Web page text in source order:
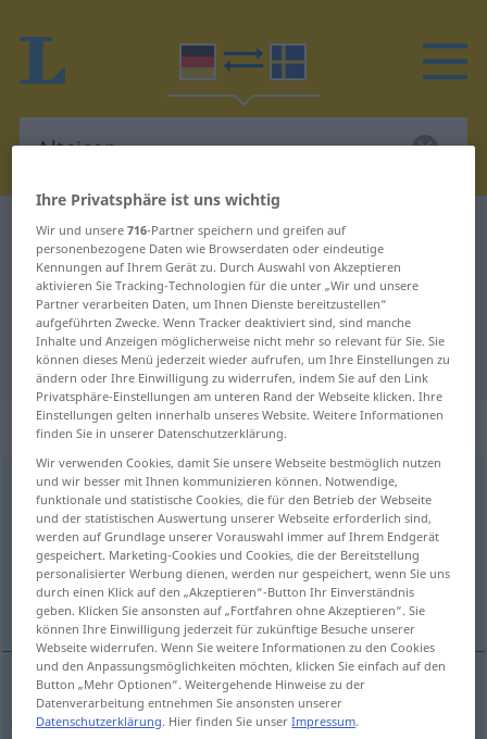
Deutsch-Schwedisch Wörterbuch Alteisen
Deutsch-Schwedisch Übersetzung
für "Alteisen"
"Alteisen" Schwedisch Übersetzung
„Alteisen“: Neutrum, sächlich
Alteisenn
Übersicht aller Übersetzungen
(Für mehr Details die Übersetzung anklicken/antippen)
järnskrot
järnskrotn Alteisen
Ihre Privatsphäre ist uns wichtig
Wir und unsere716-Partner speichern und greifen auf
personenbezogene Daten wie Browserdaten oder eindeutige
Kennungen auf Ihrem Gerät zu. Durch Auswahl von Akzeptieren
aktivieren Sie Tracking-Technologien für die unter „Wir und unsere
Partner verarbeiten Daten, um Ihnen Dienste bereitzustellen“
aufgeführten Zwecke. Wenn Tracker deaktiviert sind, sind manche
Inhalte und Anzeigen möglicherweise nicht mehr so relevant für Sie. Sie
können dieses Menü jederzeit wieder aufrufen, um Ihre Einstellungen zu
ändern oder Ihre Einwilligung zu widerrufen, indem Sie auf den Link
Privatsphäre-Einstellungen am unteren Rand der Webseite klicken. Ihre
Einstellungen gelten innerhalb unseres Website. Weitere Informationen
finden Sie in unserer Datenschutzerklärung.
Wir verwenden Cookies, damit Sie unsere Webseite bestmöglich nutzen
und wir besser mit Ihnen kommunizieren können. Notwendige,
funktionale und statistische Cookies, die für den Betrieb der Webseite
und der statistischen Auswertung unserer Webseite erforderlich sind,
werden auf Grundlage unserer Vorauswahl immer auf Ihrem Endgerät
gespeichert. Marketing-Cookies und Cookies, die der Bereitstellung
personalisierter Werbung dienen, werden nur gespeichert, wenn Sie uns
durch einen Klick auf den „Akzeptieren“-Button Ihr Einverständnis
geben. Klicken Sie ansonsten auf „Fortfahren ohne Akzeptieren“. Sie
können Ihre Einwilligung jederzeit für zukünftige Besuche unserer
Webseite widerrufen. Wenn Sie weitere Informationen zu den Cookies
und den Anpassungsmöglichkeiten möchten, klicken Sie einfach auf den
Button „Mehr Optionen“. Weitergehende Hinweise zu der
Datenverarbeitung entnehmen Sie ansonsten unserer
Datenschutzerklärung. Hier finden Sie unserImpressum.